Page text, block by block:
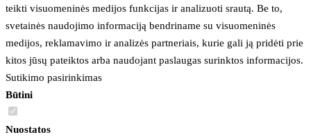
teikti visuomeninės medijos funkcijas ir analizuoti srautą. Be to,
svetainės naudojimo informaciją bendriname su visuomeninės
medijos, reklamavimo ir analizės partneriais, kurie gali ją pridėti prie
kitos jūsų pateiktos arba naudojant paslaugas surinktos informacijos.
Sutikimo pasirinkimas
Būtini
Nuostatos